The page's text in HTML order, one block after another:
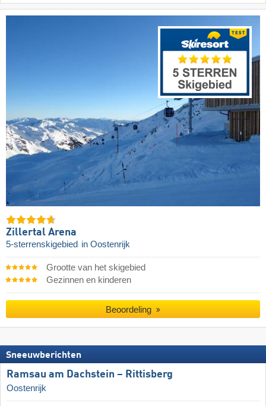
Zillertal Arena
5-sterrenskigebied in Oostenrijk
Grootte van het skigebied
Gezinnen en kinderen
Beoordeling
Sneeuwberichten
Ramsau am Dachstein – Rittisberg
Oostenrijk